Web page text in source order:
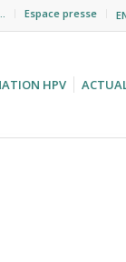
Espace presse
HPV